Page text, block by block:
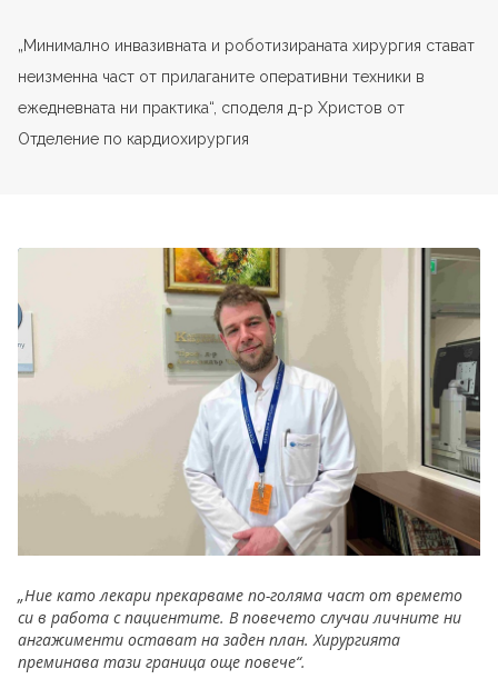
„Минимално инвазивната и роботизираната хирургия стават
неизменна част от прилаганите оперативни техники в
ежедневната ни практика“, споделя д-р Христов от
Отделение по кардиохирургия
„Ние като лекари прекарваме по-голяма част от времето
си в работа с пациентите. В повечето случаи личните ни
ангажименти остават на заден план. Хирургията
преминава тази граница още повече“.